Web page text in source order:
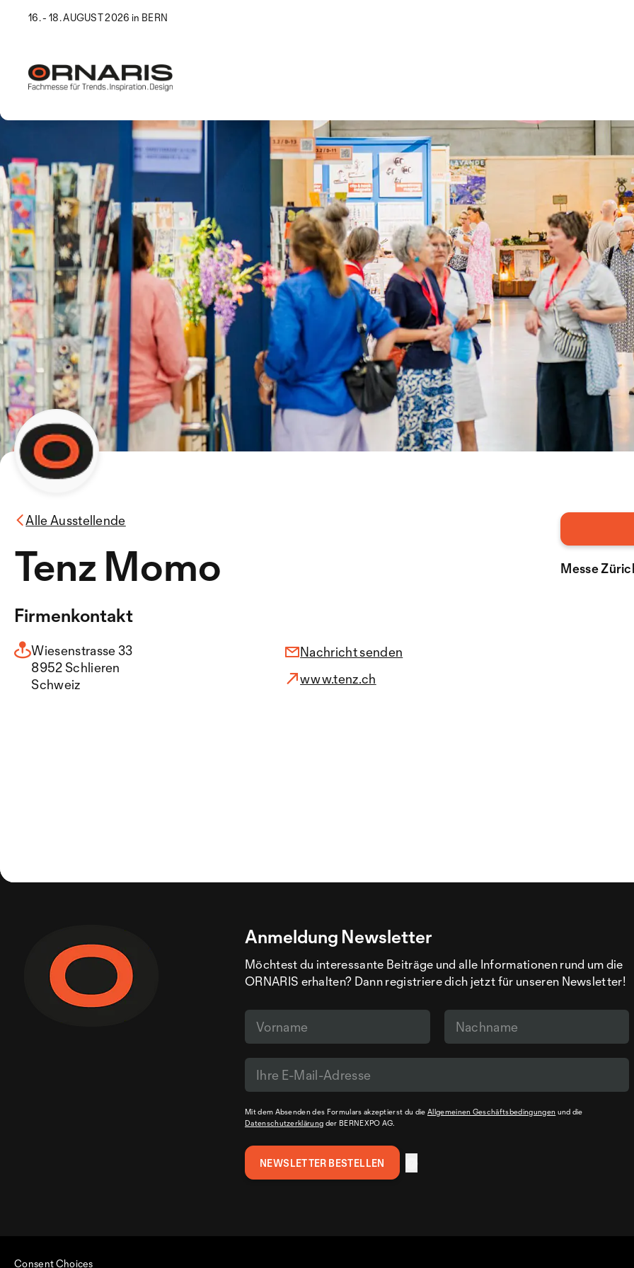
16. - 18. AUGUST 2026 in BERN
Alle Ausstellende
Tenz Momo Messe
Firmenkontakt
Wiesenstrasse 33
8952 Schlieren
Schweiz
Nachricht senden
www.tenz.ch
Anmeldung Newsletter
Möchtest du interessante Beiträge und alle Informationen rund um die
ORNARIS erhalten? Dann registriere dich jetzt für unseren Newsletter!
Mit dem Absenden des Formulars akzeptierst du die Allgemeinen Geschäftsbedingungen und die
Datenschutzerklärung der BERNEXPO AG.
Consent Choices